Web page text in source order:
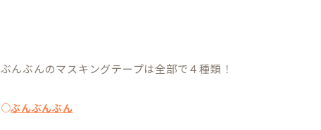
ぶんぶんのマスキングテープは全部で４種類！
○ぶんぶんぶん